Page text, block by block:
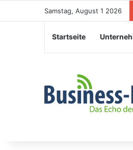
Samstag, August 1 2026
Startseite